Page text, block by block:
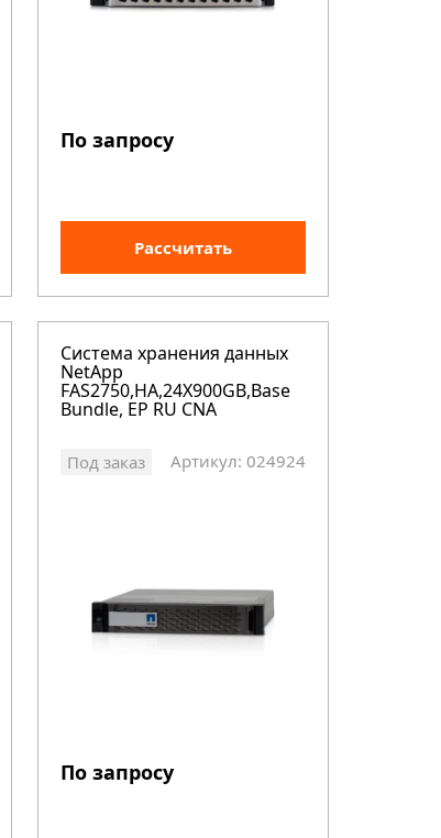
По запросу
Рассчитать
Система хранения данных
NetApp
FAS2750,HA,24X900GB,Base
Bundle, EP RU CNA
Под заказ Артикул: 024924
По запросу